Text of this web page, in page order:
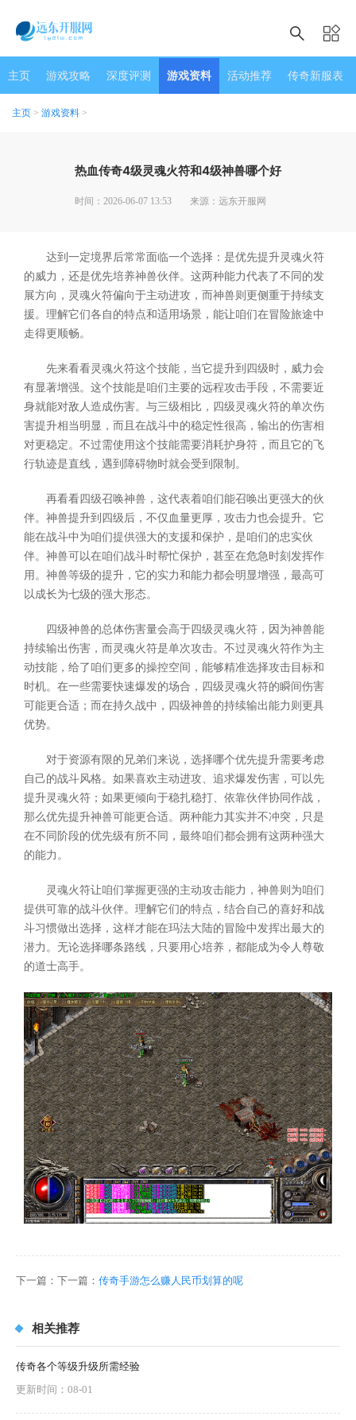
主页 游戏攻略 深度评测 游戏资料 活动推荐 传奇新服表
主页 > 游戏资料 >
热血传奇4级灵魂火符和4级神兽哪个好
时间：2026-06-07 13:53 来源：远东开服网
达到一定境界后常常面临一个选择：是优先提升灵魂火符
的威力，还是优先培养神兽伙伴。这两种能力代表了不同的发
展方向，灵魂火符偏向于主动进攻，而神兽则更侧重于持续支
援。理解它们各自的特点和适用场景，能让咱们在冒险旅途中
走得更顺畅。
先来看看灵魂火符这个技能，当它提升到四级时，威力会
有显著增强。这个技能是咱们主要的远程攻击手段，不需要近
身就能对敌人造成伤害。与三级相比，四级灵魂火符的单次伤
害提升相当明显，而且在战斗中的稳定性很高，输出的伤害相
对更稳定。不过需使用这个技能需要消耗护身符，而且它的飞
行轨迹是直线，遇到障碍物时就会受到限制。
再看看四级召唤神兽，这代表着咱们能召唤出更强大的伙
伴。神兽提升到四级后，不仅血量更厚，攻击力也会提升。它
能在战斗中为咱们提供强大的支援和保护，是咱们的忠实伙
伴。神兽可以在咱们战斗时帮忙保护，甚至在危急时刻发挥作
用。神兽等级的提升，它的实力和能力都会明显增强，最高可
以成长为七级的强大形态。
四级神兽的总体伤害量会高于四级灵魂火符，因为神兽能
持续输出伤害，而灵魂火符是单次攻击。不过灵魂火符作为主
动技能，给了咱们更多的操控空间，能够精准选择攻击目标和
时机。在一些需要快速爆发的场合，四级灵魂火符的瞬间伤害
可能更合适；而在持久战中，四级神兽的持续输出能力则更具
优势。
对于资源有限的兄弟们来说，选择哪个优先提升需要考虑
自己的战斗风格。如果喜欢主动进攻、追求爆发伤害，可以先
提升灵魂火符；如果更倾向于稳扎稳打、依靠伙伴协同作战，
那么优先提升神兽可能更合适。两种能力其实并不冲突，只是
在不同阶段的优先级有所不同，最终咱们都会拥有这两种强大
的能力。
灵魂火符让咱们掌握更强的主动攻击能力，神兽则为咱们
提供可靠的战斗伙伴。理解它们的特点，结合自己的喜好和战
斗习惯做出选择，这样才能在玛法大陆的冒险中发挥出最大的
潜力。无论选择哪条路线，只要用心培养，都能成为令人尊敬
的道士高手。
下一篇：下一篇： 传奇手游怎么赚人民币划算的呢
相关推荐
传奇各个等级升级所需经验
更新时间：08-01